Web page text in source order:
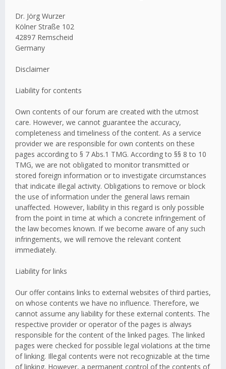
Dr. Jörg Wurzer
Kölner Straße 102
42897 Remscheid
Germany
Disclaimer
Liability for contents
Own contents of our forum are created with the utmost
care. However, we cannot guarantee the accuracy,
completeness and timeliness of the content. As a service
provider we are responsible for own contents on these
pages according to § 7 Abs.1 TMG. According to §§ 8 to 10
TMG, we are not obligated to monitor transmitted or
stored foreign information or to investigate circumstances
that indicate illegal activity. Obligations to remove or block
the use of information under the general laws remain
unaffected. However, liability in this regard is only possible
from the point in time at which a concrete infringement of
the law becomes known. If we become aware of any such
infringements, we will remove the relevant content
immediately.
Liability for links
Our offer contains links to external websites of third parties,
on whose contents we have no influence. Therefore, we
cannot assume any liability for these external contents. The
respective provider or operator of the pages is always
responsible for the content of the linked pages. The linked
pages were checked for possible legal violations at the time
of linking. Illegal contents were not recognizable at the time
of linking. However, a permanent control of the contents of